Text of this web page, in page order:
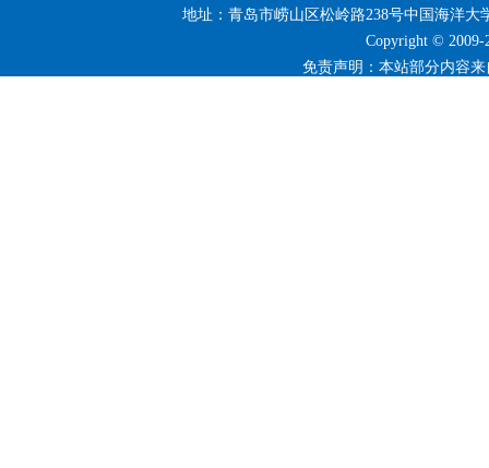
地址：青岛市崂山区松岭路238号中国海洋大
Copyright © 2009-
免责声明：本站部分内容